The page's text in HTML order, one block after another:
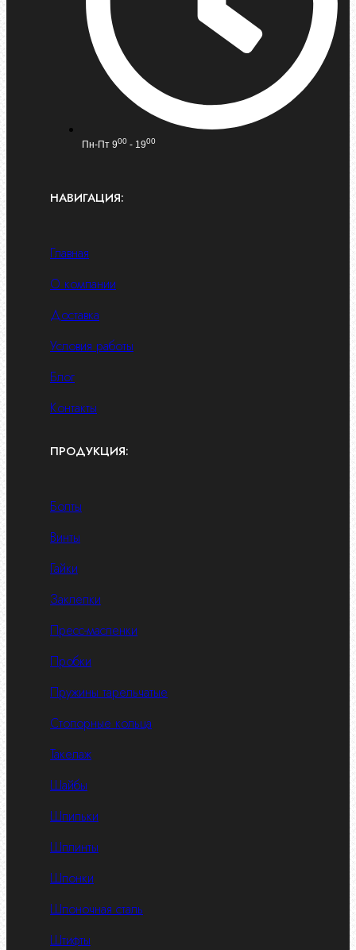
Пн-Пт 900 - 1900
НАВИГАЦИЯ:
Главная
О компании
Доставка
Условия работы
Блог
Контакты
ПРОДУКЦИЯ:
Болты
Винты
Гайки
Заклепки
Пресс-масленки
Пробки
Пружины тарельчатые
Стопорные кольца
Такелаж
Шайбы
Шпильки
Шплинты
Шпонки
Шпоночная сталь
Штифты